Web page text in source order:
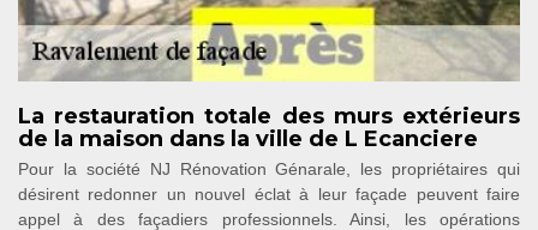
La restauration totale des murs extérieurs
de la maison dans la ville de L Ecanciere
Pour la société NJ Rénovation Génarale, les propriétaires qui
désirent redonner un nouvel éclat à leur façade peuvent faire
appel à des façadiers professionnels. Ainsi, les opérations